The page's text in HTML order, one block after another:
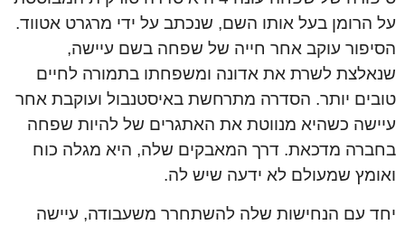
על הרומן בעל אותו השם, שנכתב על ידי מרגרט אטווד.
הסיפור עוקב אחר חייה של שפחה בשם עיישה,
שנאלצת לשרת את אדונה ומשפחתו בתמורה לחיים
טובים יותר. הסדרה מתרחשת באיסטנבול ועוקבת אחר
עיישה כשהיא מנווטת את האתגרים של להיות שפחה
בחברה מדכאת. דרך המאבקים שלה, היא מגלה כוח
ואומץ שמעולם לא ידעה שיש לה.
יחד עם הנחישות שלה להשתחרר משעבודה, עיישה